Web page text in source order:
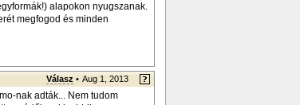
alapokon nyugszanak.
megfogod és minden
Válasz • Aug 1, 2013
nak adták... Nem tudom